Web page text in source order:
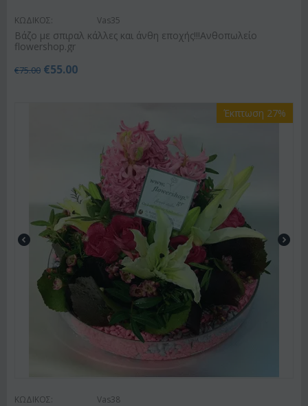
ΚΩΔΙΚΟΣ: Vas35
Βάζο με σπιραλ κάλλες και άνθη εποχής!!!Ανθοπωλείο
flowershop.gr
€75.00 €55.00
Έκπτωση 27%
ΚΩΔΙΚΟΣ: Vas38